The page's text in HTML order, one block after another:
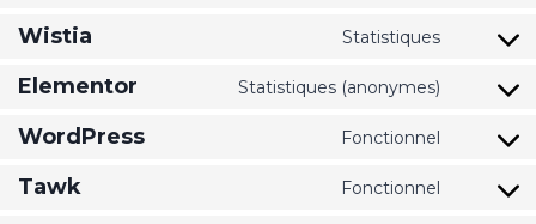
Wistia Statistiques
Elementor Statistiques (anonymes)
WordPress Fonctionnel
Tawk Fonctionnel